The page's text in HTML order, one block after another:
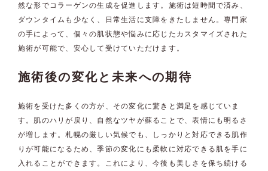
然な形でコラーゲンの生成を促進します。施術は短時間で済み、
ダウンタイムも少なく、日常生活に支障をきたしません。専門家
の手によって、個々の肌状態や悩みに応じたカスタマイズされた
施術が可能で、安心して受けていただけます。
施術後の変化と未来への期待
施術を受けた多くの方が、その変化に驚きと満足を感じていま
す。肌のハリが戻り、自然なツヤが蘇ることで、表情にも明るさ
が増します。札幌の厳しい気候でも、しっかりと対応できる肌作
りが可能になるため、季節の変化にも柔軟に対応できる肌を手に
入れることができます。これにより、今後も美しさを保ち続ける